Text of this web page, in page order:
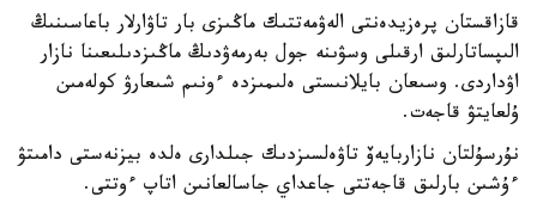
قازاقستان پرەزيدەنتى الەۋمەتتىك ماڭىزى بار تاۋارلار باعاسىنىڭ
الىپساتارلىق ارقىلى وسۋىنە جول بەرمەۋدىڭ ماڭىزدىلىعىنا نازار
اۋداردى. وسىعان بايلانىستى ەلىمىزدە ءونىم شىعارۋ كولەمىن
ۇلعايتۋ قاجەت.
نۇرسۇلتان نازاربايەۆ تاۋەلسىزدىك جىلدارى ەلدە بيزنەستى دامىتۋ
ءۇشىن بارلىق قاجەتتى جاعداي جاسالعانىن اتاپ ءوتتى.